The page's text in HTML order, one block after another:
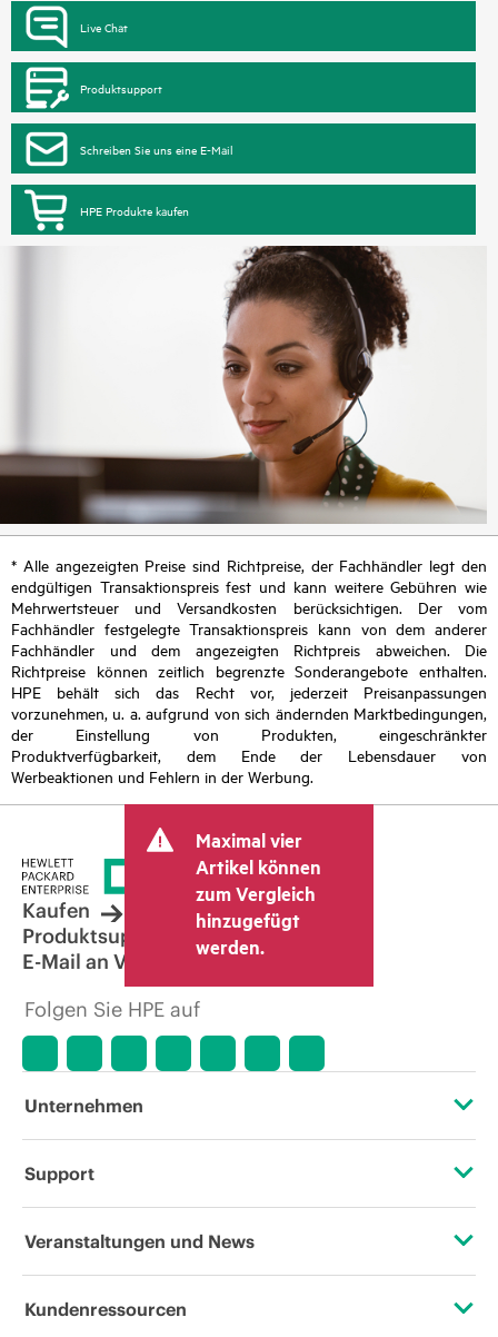
Live Chat
Produktsupport
Schreiben Sie uns eine E-Mail
HPE Produkte kaufen
* Alle angezeigten Preise sind Richtpreise, der Fachhändler legt den
endgültigen Transaktionspreis fest und kann weitere Gebühren wie
Mehrwertsteuer und Versandkosten berücksichtigen. Der vom
Fachhändler festgelegte Transaktionspreis kann von dem anderer
Fachhändler und dem angezeigten Richtpreis abweichen. Die
Richtpreise können zeitlich begrenzte Sonderangebote enthalten.
HPE behält sich das Recht vor, jederzeit Preisanpassungen
vorzunehmen, u. a. aufgrund von sich ändernden Marktbedingungen,
der Einstellung von Produkten, eingeschränkter
Produktverfügbarkeit, dem Ende der Lebensdauer von
Werbeaktionen und Fehlern in der Werbung.
Maximal vier
Artikel können
zum Vergleich
hinzugefügt
werden.
Kaufen
Produktsupport
E-Mail an Vertrieb
Folgen Sie HPE auf
Unternehmen
Über HPE
Unternehmensverantwortung
Support
Operational Support Services
Veranstaltungen und News
Veranstaltungen
Kundenressourcen